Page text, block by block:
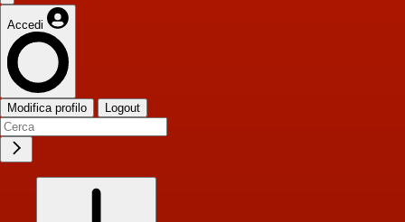
Accedi
Modifica profilo Logout